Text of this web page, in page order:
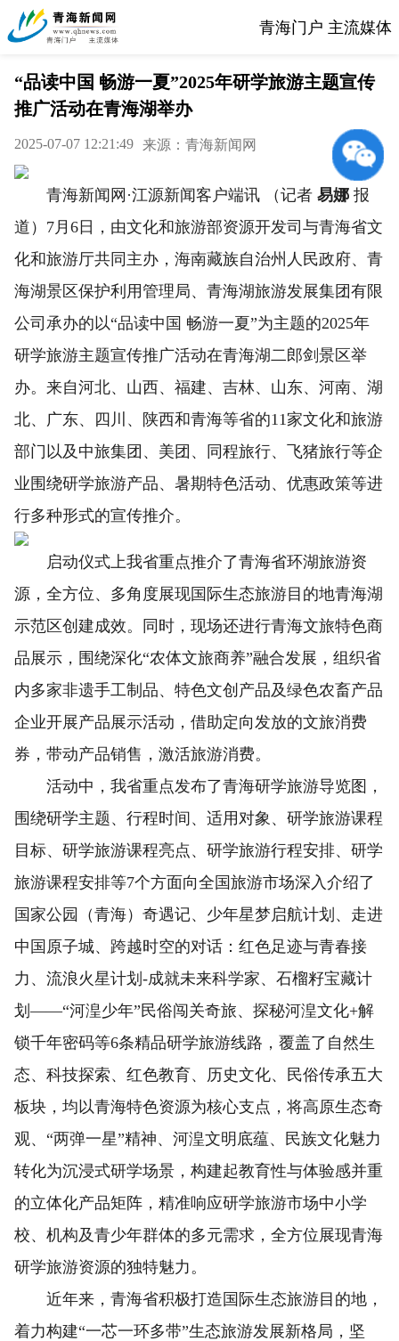
青海门户 主流媒体
“品读中国 畅游一夏”2025年研学旅游主题宣传
推广活动在青海湖举办
2025-07-07 12:21:49 来源：青海新闻网
青海新闻网·江源新闻客户端讯 （记者 易娜 报
道）7月6日，由文化和旅游部资源开发司与青海省文
化和旅游厅共同主办，海南藏族自治州人民政府、青
海湖景区保护利用管理局、青海湖旅游发展集团有限
公司承办的以“品读中国 畅游一夏”为主题的2025年
研学旅游主题宣传推广活动在青海湖二郎剑景区举
办。来自河北、山西、福建、吉林、山东、河南、湖
北、广东、四川、陕西和青海等省的11家文化和旅游
部门以及中旅集团、美团、同程旅行、飞猪旅行等企
业围绕研学旅游产品、暑期特色活动、优惠政策等进
行多种形式的宣传推介。
启动仪式上我省重点推介了青海省环湖旅游资
源，全方位、多角度展现国际生态旅游目的地青海湖
示范区创建成效。同时，现场还进行青海文旅特色商
品展示，围绕深化“农体文旅商养”融合发展，组织省
内多家非遗手工制品、特色文创产品及绿色农畜产品
企业开展产品展示活动，借助定向发放的文旅消费
券，带动产品销售，激活旅游消费。
活动中，我省重点发布了青海研学旅游导览图，
围绕研学主题、行程时间、适用对象、研学旅游课程
目标、研学旅游课程亮点、研学旅游行程安排、研学
旅游课程安排等7个方面向全国旅游市场深入介绍了
国家公园（青海）奇遇记、少年星梦启航计划、走进
中国原子城、跨越时空的对话：红色足迹与青春接
力、流浪火星计划-成就未来科学家、石榴籽宝藏计
划——“河湟少年”民俗闯关奇旅、探秘河湟文化+解
锁千年密码等6条精品研学旅游线路，覆盖了自然生
态、科技探索、红色教育、历史文化、民俗传承五大
板块，均以青海特色资源为核心支点，将高原生态奇
观、“两弹一星”精神、河湟文明底蕴、民族文化魅力
转化为沉浸式研学场景，构建起教育性与体验感并重
的立体化产品矩阵，精准响应研学旅游市场中小学
校、机构及青少年群体的多元需求，全方位展现青海
研学旅游资源的独特魅力。
近年来，青海省积极打造国际生态旅游目的地，
着力构建“一芯一环多带”生态旅游发展新格局，坚